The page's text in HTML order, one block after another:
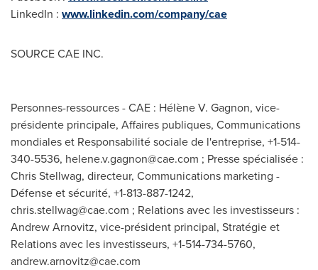
LinkedIn : www.linkedin.com/company/cae
SOURCE CAE INC.
Personnes-ressources - CAE : Hélène V. Gagnon, vice-
présidente principale, Affaires publiques, Communications
mondiales et Responsabilité sociale de l'entreprise, +1-514-
340-5536, helene.v.gagnon@cae.com ; Presse spécialisée :
Chris Stellwag, directeur, Communications marketing -
Défense et sécurité, +1-813-887-1242,
chris.stellwag@cae.com ; Relations avec les investisseurs :
Andrew Arnovitz, vice-président principal, Stratégie et
Relations avec les investisseurs, +1-514-734-5760,
andrew.arnovitz@cae.com